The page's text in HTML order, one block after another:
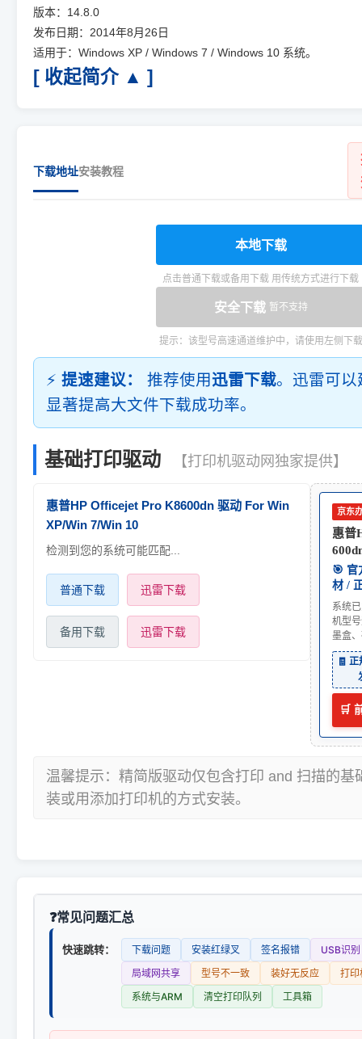
版本：14.8.0
发布日期：2014年8月26日
适用于：Windows XP / Windows 7 / Windows 10 系统。
[ 收起简介 ▲ ]
下载地址安装教程
本地下载
点击普通下载或备用下载 用传统方式进行下载
安全下载 暂不支持
提示：该型号高速通道维护中，请使用左侧下载
⚡ 提速建议： 推荐使用迅雷下载。迅雷可
显著提高大文件下载成功率。
基础打印驱动 【打印机驱动网独家提供】
惠普HP Officejet Pro K8600dn 驱动 For Win
XP/Win 7/Win 10
检测到您的系统可能匹配...
普通下载 迅雷下载
备用下载 迅雷下载
京东
惠普
🎯 官
材 /
系统
机型
墨盒
🧾
🛒
温馨提示：精简版驱动仅包含打印 and 扫描的基
装或用添加打印机的方式安装。
常见问题汇总
快速跳转： 下载问题 安装红绿叉 签名报错
USB识别
局域网共享
型号不一致 装好无反应
打印
系统与ARM
清空打印队列 工具箱